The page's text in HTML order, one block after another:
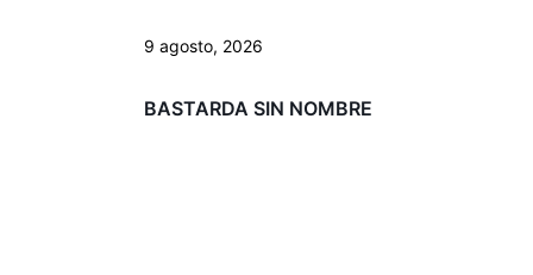
9 agosto, 2026
BASTARDA SIN NOMBRE